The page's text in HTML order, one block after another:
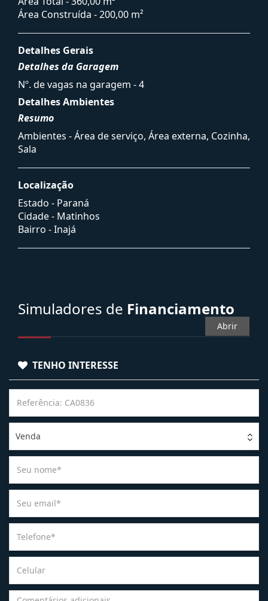
Área Construída - 200,00 m²
Detalhes Gerais
Detalhes da Garagem
Nº. de vagas na garagem - 4
Detalhes Ambientes
Resumo
Ambientes - Área de serviço, Área externa, Cozinha,
Sala
Localização
Estado - Paraná
Cidade - Matinhos
Bairro -Inajá
Simuladores de Financiamento
Abrir
TENHO INTERESSE
Venda